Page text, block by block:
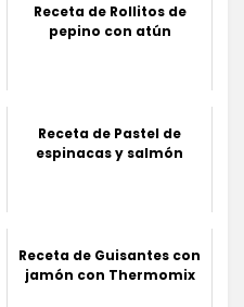
Receta de Rollitos de
pepino con atún
Receta de Pastel de
espinacas y salmón
Receta de Guisantes con
jamón con Thermomix